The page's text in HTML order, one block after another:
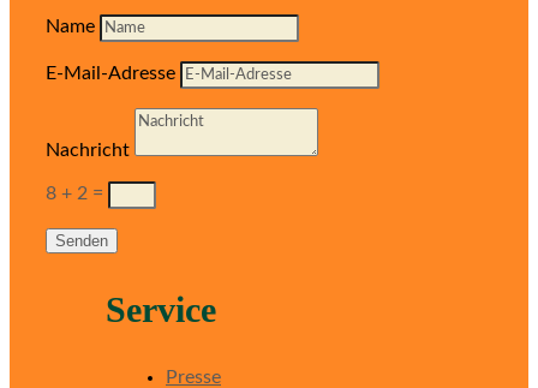
Name
E-Mail-Adresse
Nachricht
8 + 2 =
Senden
Service
Presse